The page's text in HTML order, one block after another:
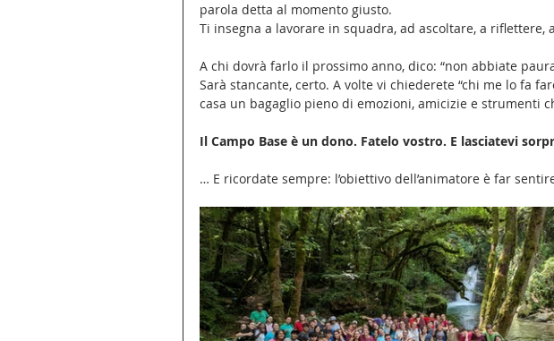
parola detta al momento giusto.
Ti insegna a lavorare in squadra, ad ascoltare, a riflettere,
A chi dovrà farlo il prossimo anno, dico: “non abbiate
Sarà stancante, certo. A volte vi chiederete “chi me lo fa
casa un bagaglio pieno di emozioni, amicizie e strumenti
Il Campo Base è un dono. Fatelo vostro. E lasciatevi
… E ricordate sempre: l’obiettivo dell’animatore è far